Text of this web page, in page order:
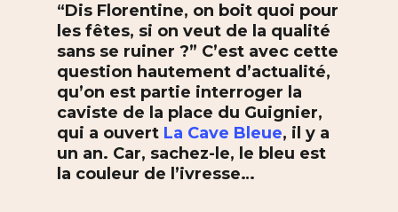
“Dis Florentine, on boit quoi pour
les fêtes, si on veut de la qualité
sans se ruiner ?” C’est avec cette
question hautement d’actualité,
qu’on est partie interroger la
caviste de la place du Guignier,
qui a ouvert La Cave Bleue, il y a
un an. Car, sachez-le, le bleu est
la couleur de l’ivresse…